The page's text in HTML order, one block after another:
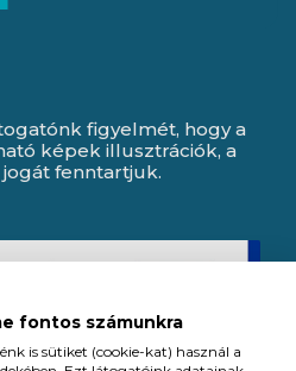
figyelmét, hogy a
képek illusztrációk, a
fenntartjuk.
fontos számunkra
is sütiket (cookie-kat) használ a